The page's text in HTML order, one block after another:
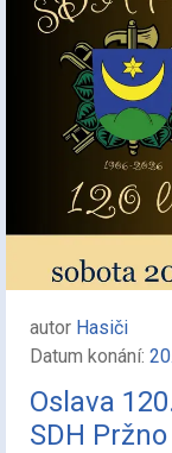
autor Hasiči
Datum konání:
Oslava
SDH Pržno